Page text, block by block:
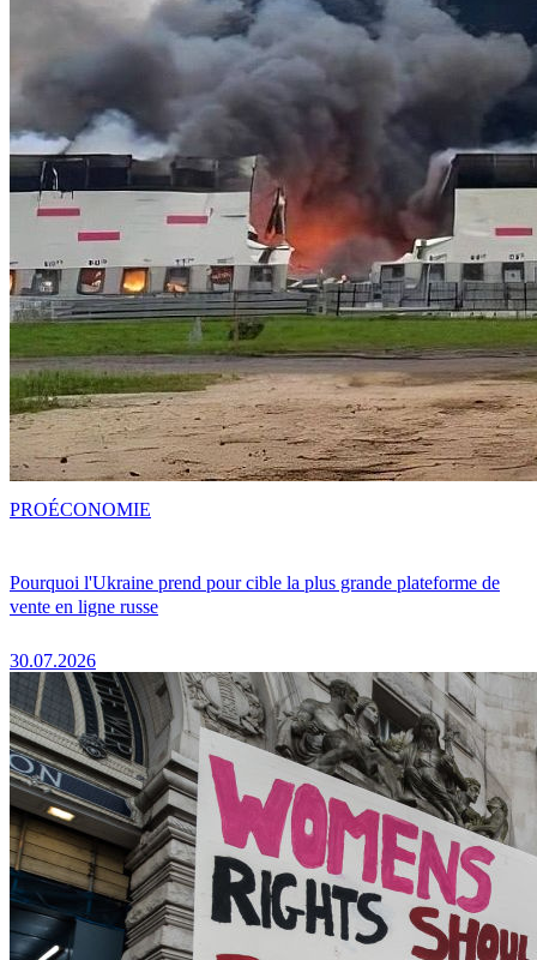
Pourquoi l'Ukraine prend pour cible la plus grande plateforme de
vente en ligne russe
30.07.2026
PROÉCONOMIE